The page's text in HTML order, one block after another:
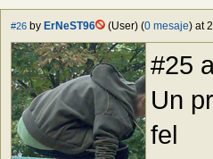
#26 by ErNeST96 (User) (0 mesaje) at
#25
Un
fel